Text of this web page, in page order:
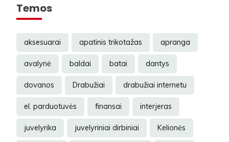
Temos
aksesuarai apatinis trikotažas apranga
avalynė baldai batai dantys
dovanos Drabužiai drabužiai internetu
el. parduotuvės finansai interjeras
juvelyrika juvelyriniai dirbiniai Kelionės